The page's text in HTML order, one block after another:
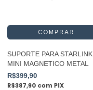
SUPORTE PARA STARLINK
MINI MAGNETICO METAL
R$399,90
R$387,90 com PIX